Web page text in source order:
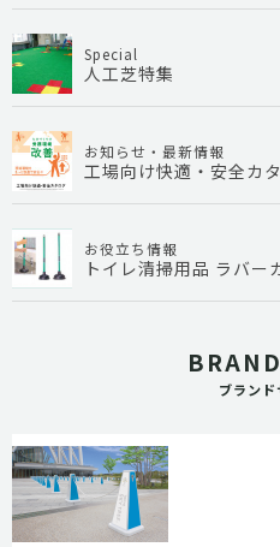
Special
人工芝特集
お知らせ・最新情報
工場向け快適・安全カ
お役立ち情報
トイレ清掃用品 ラバー
ブランド